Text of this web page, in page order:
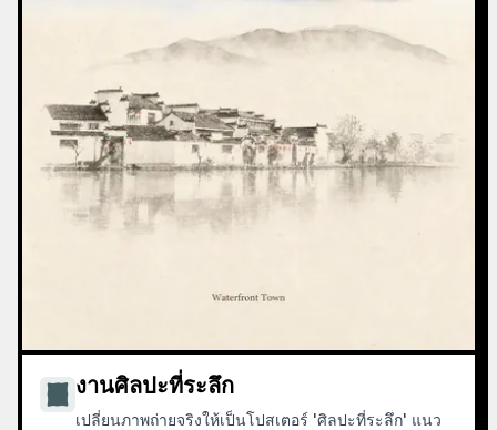
งานศิลปะที่ระลึก
เปลี่ยนภาพถ่ายจริงให้เป็นโปสเตอร์ 'ศิลปะที่ระลึก' แนว